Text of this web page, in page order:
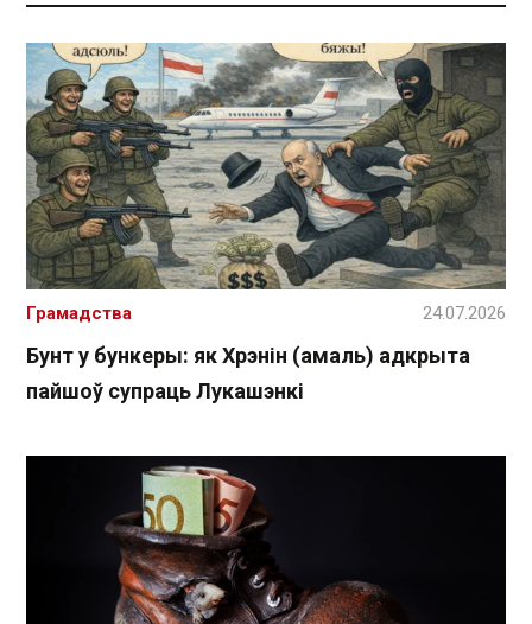
Бунт у бункеры: як Хрэнін (амаль) адкрыта
пайшоў супраць Лукашэнкі
Грамадства 24.07.2026